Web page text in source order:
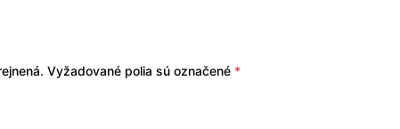
Vyžadované polia sú označené *